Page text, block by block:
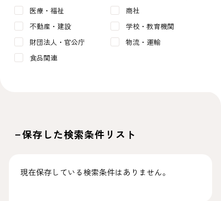
医療・福祉
商社
不動産・建設
学校・教育機関
財団法人・官公庁
物流・運輸
食品関連
保存した検索条件リスト
現在保存している検索条件はありません。